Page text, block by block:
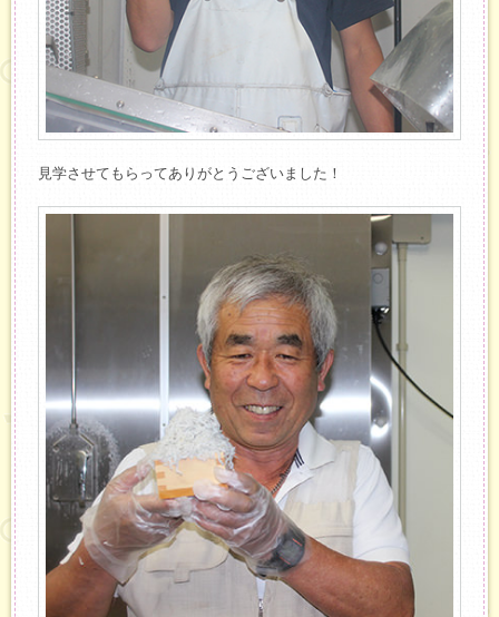
見学させてもらってありがとうございました！